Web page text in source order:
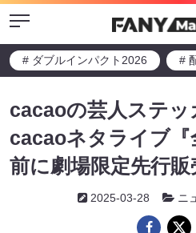
Menu
# ダブルインパクト2026 #
cacaoの芸人ステッ
cacaoネタライブ『
前に劇場限定先行販
2025-03-28 ニ